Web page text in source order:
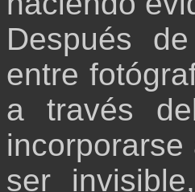
Después
entre
a través
ser